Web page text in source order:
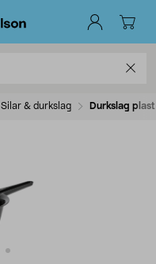
Silar & durkslag Durkslag plast